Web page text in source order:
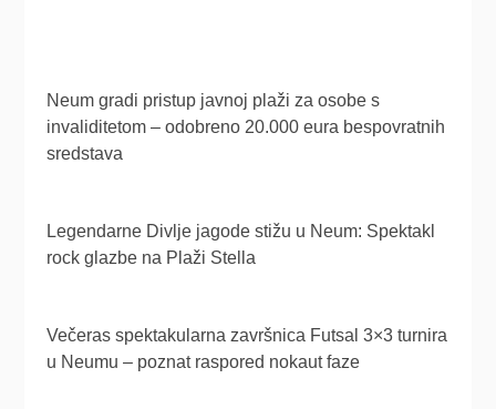
Neum gradi pristup javnoj plaži za osobe s
invaliditetom – odobreno 20.000 eura bespovratnih
sredstava
Legendarne Divlje jagode stižu u Neum: Spektakl
rock glazbe na Plaži Stella
Večeras spektakularna završnica Futsal 3×3 turnira
u Neumu – poznat raspored nokaut faze